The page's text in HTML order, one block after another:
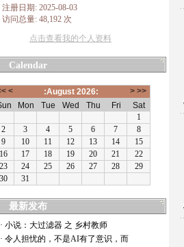
注册日期: 2025-08-03
访问总量: 48,192 次
点击查看我的个人资料
Calendar
最新发布
· 小说：大过滤器 之 乡村教师
· 令人担忧的，不是AI有了意识，而